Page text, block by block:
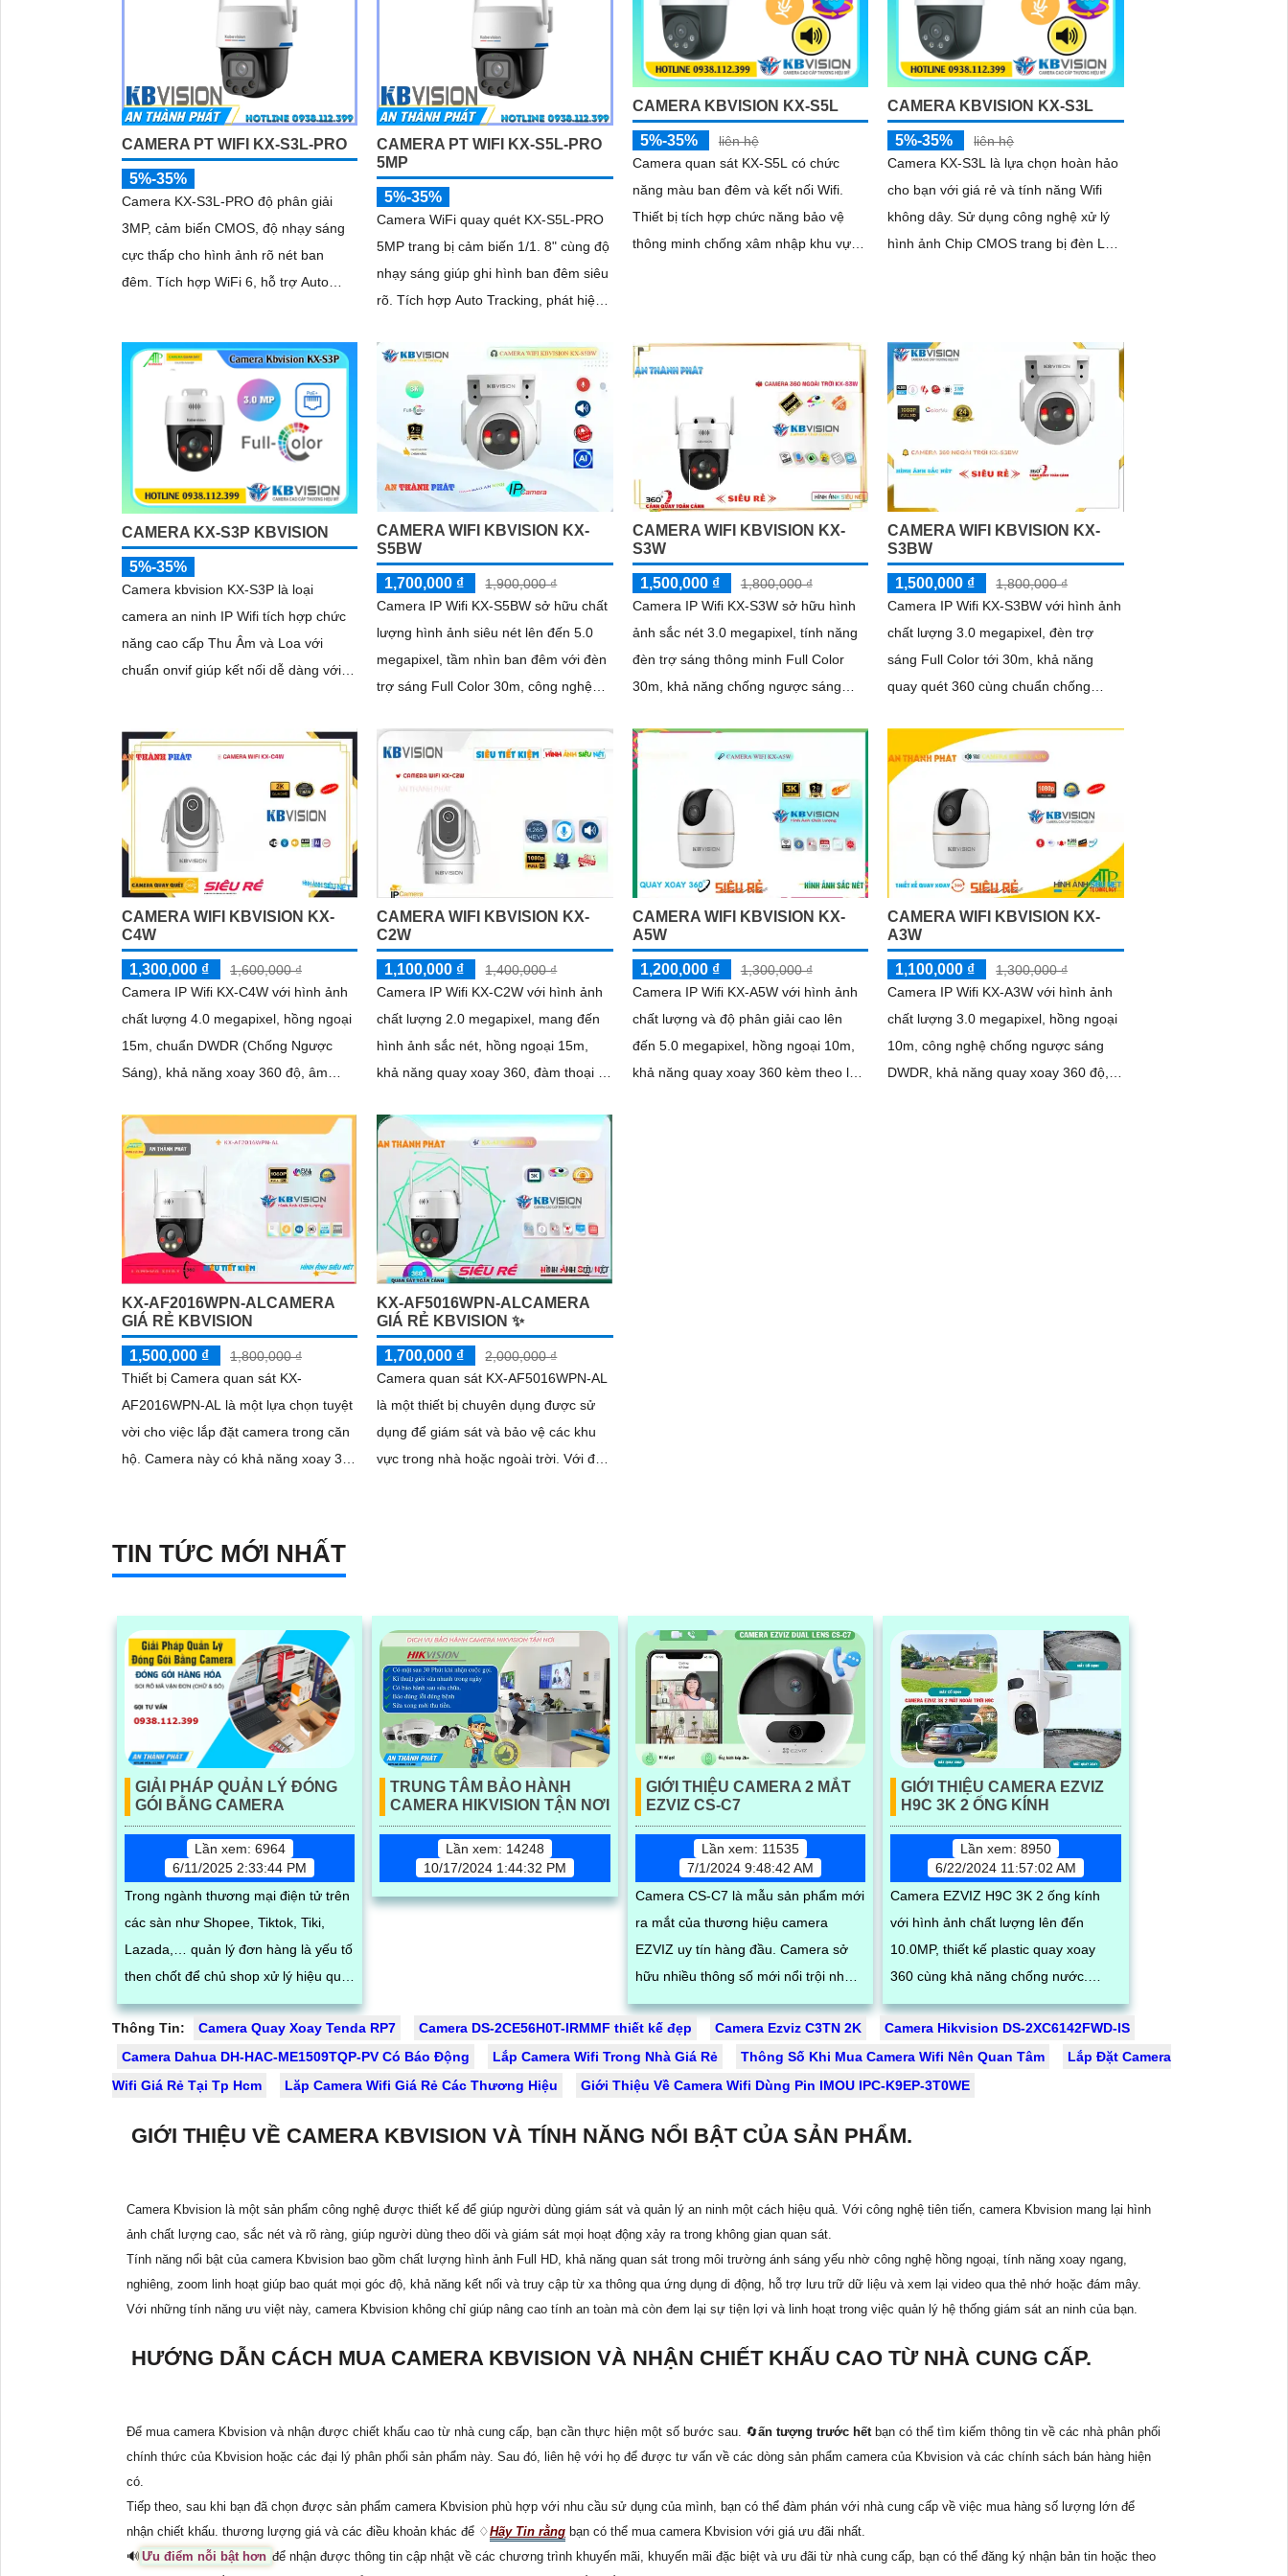
CAMERA PT WIFI KX-S3L-PRO
5%-35%
Camera KX-S3L-PRO độ phân giải
3MP, cảm biến CMOS, độ nhạy sáng
cực thấp cho hình ảnh rõ nét ban
đêm. Tích hợp WiFi 6, hỗ trợ Auto
hú, đèn chớp
CAMERA PT WIFI KX-S5L-PRO
5MP
5%-35%
Camera WiFi quay quét KX-S5L-PRO
5MP trang bị cảm biến 1/1. 8" cùng độ
nhạy sáng giúp ghi hình ban đêm siêu
rõ. Tích hợp Auto Tracking, phát hiện
CAMERA KBVISION KX-S5L
5%-35%
liên hệ
Camera quan sát KX-S5L có chức
năng màu ban đêm và kết nối Wifi.
Thiết bị tích hợp chức năng bảo vệ
thông minh chống xâm nhập khu vực
CAMERA KBVISION KX-S3L
5%-35%
liên hệ
Camera KX-S3L là lựa chọn hoàn hảo
cho bạn với giá rẻ và tính năng Wifi
không dây. Sử dụng công nghệ xử lý
hình ảnh Chip CMOS trang bị đèn Led
CAMERA KX-S3P KBVISION
5%-35%
Camera kbvision KX-S3P là loại
camera an ninh IP Wifi tích hợp chức
năng cao cấp Thu Âm và Loa với
chuẩn onvif giúp kết nối dễ dàng với
CAMERA WIFI KBVISION KX-
S5BW
1,700,000 ₫
1,900,000 ₫
Camera IP Wifi KX-S5BW sở hữu chất
lượng hình ảnh siêu nét lên đến 5.0
megapixel, tầm nhìn ban đêm với đèn
trợ sáng Full Color 30m, công nghệ
quay...
CAMERA WIFI KBVISION KX-
S3W
1,500,000 ₫
1,800,000 ₫
Camera IP Wifi KX-S3W sở hữu hình
ảnh sắc nét 3.0 megapixel, tính năng
đèn trợ sáng thông minh Full Color
30m, khả năng chống ngược sáng
độ và...
CAMERA WIFI KBVISION KX-
S3BW
1,500,000 ₫
1,800,000 ₫
Camera IP Wifi KX-S3BW với hình ảnh
chất lượng 3.0 megapixel, đèn trợ
sáng Full Color tới 30m, khả năng
quay quét 360 cùng chuẩn chống
thu được...
CAMERA WIFI KBVISION KX-
C4W
1,300,000 ₫
1,600,000 ₫
Camera IP Wifi KX-C4W với hình ảnh
chất lượng 4.0 megapixel, hồng ngoại
15m, chuẩn DWDR (Chống Ngược
Sáng), khả năng xoay 360 độ, âm
camera...
CAMERA WIFI KBVISION KX-
C2W
1,100,000 ₫
1,400,000 ₫
Camera IP Wifi KX-C2W với hình ảnh
chất lượng 2.0 megapixel, mang đến
hình ảnh sắc nét, hồng ngoại 15m,
khả năng quay xoay 360, đàm thoại 2
CAMERA WIFI KBVISION KX-
A5W
1,200,000 ₫
1,300,000 ₫
Camera IP Wifi KX-A5W với hình ảnh
chất lượng và độ phân giải cao lên
đến 5.0 megapixel, hồng ngoại 10m,
khả năng quay xoay 360 kèm theo loa
CAMERA WIFI KBVISION KX-
A3W
1,100,000 ₫
1,300,000 ₫
Camera IP Wifi KX-A3W với hình ảnh
chất lượng 3.0 megapixel, hồng ngoại
10m, công nghệ chống ngược sáng
DWDR, khả năng quay xoay 360 độ,
KX-AF2016WPN-ALCAMERA
GIÁ RẺ KBVISION
1,500,000 ₫
1,800,000 ₫
Thiết bị Camera quan sát KX-
AF2016WPN-AL là một lựa chọn tuyệt
vời cho việc lắp đặt camera trong căn
hộ. Camera này có khả năng xoay 360
KX-AF5016WPN-ALCAMERA
GIÁ RẺ KBVISION ✨
1,700,000 ₫
2,000,000 ₫
Camera quan sát KX-AF5016WPN-AL
là một thiết bị chuyên dụng được sử
dụng để giám sát và bảo vệ các khu
vực trong nhà hoặc ngoài trời. Với độ
TIN TỨC MỚI NHẤT
GIẢI PHÁP QUẢN LÝ ĐÓNG
GÓI BẰNG CAMERA
Lần xem: 6964
6/11/2025 2:33:44 PM
Trong ngành thương mại điện tử trên
các sàn như Shopee, Tiktok, Tiki,
Lazada,… quản lý đơn hàng là yếu tố
then chốt để chủ shop xử lý hiệu quả
mọi vấn đề phát sinh. An Thành Phát
giới thiệu giải pháp quản lý đóng
hàng bằng phần mềm trên máy tính
kết hợp camera soi mã vận đơn,
trong quy trình quản lý
TRUNG TÂM BẢO HÀNH
CAMERA HIKVISION TẬN NƠI
Lần xem: 14248
10/17/2024 1:44:32 PM
GIỚI THIỆU CAMERA 2 MẮT
EZVIZ CS-C7
Lần xem: 11535
7/1/2024 9:48:42 AM
Camera CS-C7 là mẫu sản phẩm mới
ra mắt của thương hiệu camera
EZVIZ uy tín hàng đầu. Camera sở
hữu nhiều thông số mới nổi trội như
khả năng quay xoay ngoài trời, chống
nước, quay xoay 360, độ phân giải
sắc nét lên đến 2k với ống kính kép
GIỚI THIỆU CAMERA EZVIZ
H9C 3K 2 ỐNG KÍNH
Lần xem: 8950
6/22/2024 11:57:02 AM
Camera EZVIZ H9C 3K 2 ống kính
với hình ảnh chất lượng lên đến
10.0MP, thiết kế plastic quay xoay
360 cùng khả năng chống nước.
Ngoài ra camera còn sở hữu đèn
LED trợ sáng, khả...
Thông Tin: Camera Quay Xoay Tenda RP7 Camera DS-2CE56H0T-IRMMF thiết kế đẹp Camera Ezviz C3TN 2K
Camera Hikvision DS-2XC6142FWD-IS
Camera Dahua DH-HAC-ME1509TQP-PV Có Báo Động
Lắp Camera Wifi Trong Nhà Giá Rẻ Thông Số Khi Mua Camera Wifi Nên Quan Tâm
Lắp Đặt Camera
Wifi Giá Rẻ Tại Tp Hcm
Lăp Camera Wifi Giá Rẻ Các Thương Hiệu Giới Thiệu Về Camera Wifi Dùng Pin IMOU IPC-K9EP-3T0WE
GIỚI THIỆU VỀ CAMERA KBVISION VÀ TÍNH NĂNG NỔI BẬT CỦA SẢN PHẨM.
Camera Kbvision là một sản phẩm công nghệ được thiết kế để giúp người dùng giám sát và quản lý an ninh một cách hiệu quả. Với công nghệ tiên tiến, camera Kbvision mang lại hình
ảnh chất lượng cao, sắc nét và rõ ràng, giúp người dùng theo dõi và giám sát mọi hoạt động xảy ra trong không gian quan sát.
Tính năng nổi bật của camera Kbvision bao gồm chất lượng hình ảnh Full HD, khả năng quan sát trong môi trường ánh sáng yếu nhờ công nghệ hồng ngoại, tính năng xoay ngang,
nghiêng, zoom linh hoạt giúp bao quát mọi góc độ, khả năng kết nối và truy cập từ xa thông qua ứng dụng di động, hỗ trợ lưu trữ dữ liệu và xem lại video qua thẻ nhớ hoặc đám mây.
Với những tính năng ưu việt này, camera Kbvision không chỉ giúp nâng cao tính an toàn mà còn đem lại sự tiện lợi và linh hoạt trong việc quản lý hệ thống giám sát an ninh của bạn.
HƯỚNG DẪN CÁCH MUA CAMERA KBVISION VÀ NHẬN CHIẾT KHẤU CAO TỪ NHÀ CUNG CẤP.
Để mua camera Kbvision và nhận được chiết khấu cao từ nhà cung cấp, bạn cần thực hiện một số bước sau. 🔄ấn tượng trước hết bạn có thể tìm kiếm thông tin về các nhà phân phối
chính thức của Kbvision hoặc các đại lý phân phối sản phẩm này. Sau đó, liên hệ với họ để được tư vấn về các dòng sản phẩm camera của Kbvision và các chính sách bán hàng hiện
có.
Tiếp theo, sau khi bạn đã chọn được sản phẩm camera Kbvision phù hợp với nhu cầu sử dụng của mình, bạn có thể đàm phán với nhà cung cấp về việc mua hàng số lượng lớn để
nhận chiết khấu. thương lượng giá và các điều khoản khác để ♢Hãy Tin rằng bạn có thể mua camera Kbvision với giá ưu đãi nhất.
🔊 Ưu điểm nỗi bật hơn để nhận được thông tin cập nhật về các chương trình khuyến mãi, khuyến mãi đặc biệt và ưu đãi từ nhà cung cấp, bạn có thể đăng ký nhận bản tin hoặc theo